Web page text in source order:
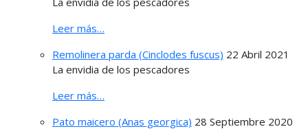
Leer más…
Remolinera parda (Cinclodes fuscus) 22 Abril 2021
La envidia de los pescadores
Leer más…
Pato maicero (Anas georgica) 28 Septiembre 2020